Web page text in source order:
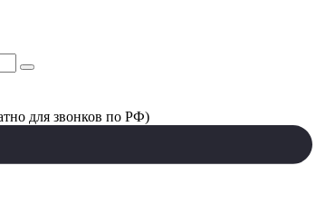
для звонков по РФ)